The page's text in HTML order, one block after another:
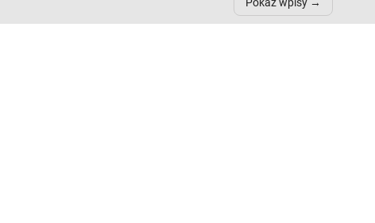
Pokaż wpisy